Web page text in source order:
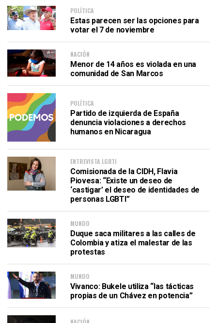
POLÍTICA
Estas parecen ser las opciones para
votar el 7 de noviembre
NACIÓN
Menor de 14 años es violada en una
comunidad de San Marcos
POLÍTICA
Partido de izquierda de España
denuncia violaciones a derechos
humanos en Nicaragua
ENTREVISTA LGBTI
Comisionada de la CIDH, Flavia
Piovesa: “Existe un deseo de
‘castigar’ el deseo de identidades de
personas LGBTI”
MUNDO
Duque saca militares a las calles de
Colombia y atiza el malestar de las
protestas
MUNDO
Vivanco: Bukele utiliza “las tácticas
propias de un Chávez en potencia”